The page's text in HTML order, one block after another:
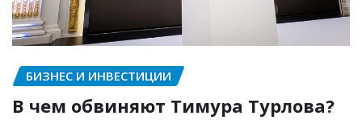
БИЗНЕС И ИНВЕСТИЦИИ
В чем обвиняют Тимура Турлова?